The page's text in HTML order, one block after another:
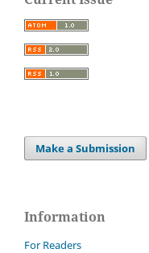
Make a Submission
Information
For Readers